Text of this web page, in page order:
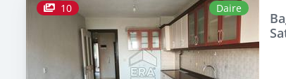
10 Daire